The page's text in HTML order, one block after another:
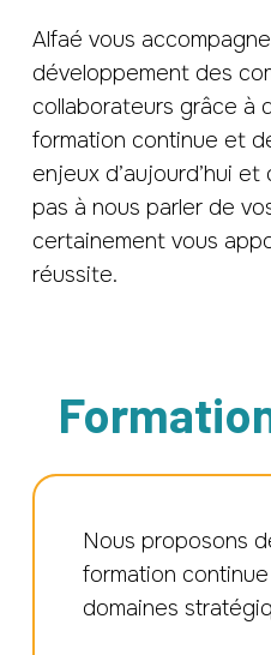
Alfaé vous
développement des
collaborateurs grâce à
formation continue et
enjeux d’aujourd’hui
pas à nous parler de
certainement vous
réussite.
Nous proposons
formation
domaines